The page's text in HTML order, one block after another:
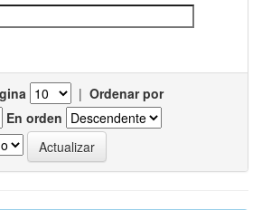
| Ordenar por
En orden